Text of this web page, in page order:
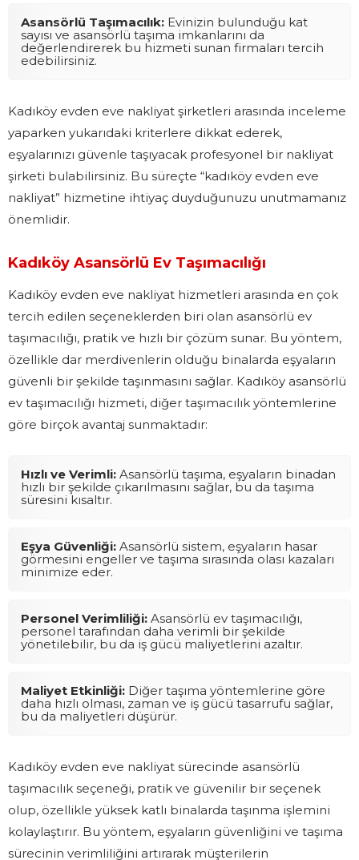
Asansörlü Taşımacılık: Evinizin bulunduğu kat
sayısı ve asansörlü taşıma imkanlarını da
değerlendirerek bu hizmeti sunan firmaları tercih
edebilirsiniz.
Kadıköy evden eve nakliyat şirketleri arasında inceleme
yaparken yukarıdaki kriterlere dikkat ederek,
eşyalarınızı güvenle taşıyacak profesyonel bir nakliyat
şirketi bulabilirsiniz. Bu süreçte “kadıköy evden eve
nakliyat” hizmetine ihtiyaç duyduğunuzu unutmamanız
önemlidir.
Kadıköy Asansörlü Ev Taşımacılığı
Kadıköy evden eve nakliyat hizmetleri arasında en çok
tercih edilen seçeneklerden biri olan asansörlü ev
taşımacılığı, pratik ve hızlı bir çözüm sunar. Bu yöntem,
özellikle dar merdivenlerin olduğu binalarda eşyaların
güvenli bir şekilde taşınmasını sağlar. Kadıköy asansörlü
ev taşımacılığı hizmeti, diğer taşımacılık yöntemlerine
göre birçok avantaj sunmaktadır:
Hızlı ve Verimli: Asansörlü taşıma, eşyaların binadan
hızlı bir şekilde çıkarılmasını sağlar, bu da taşıma
süresini kısaltır.
Eşya Güvenliği: Asansörlü sistem, eşyaların hasar
görmesini engeller ve taşıma sırasında olası kazaları
minimize eder.
Personel Verimliliği: Asansörlü ev taşımacılığı,
personel tarafından daha verimli bir şekilde
yönetilebilir, bu da iş gücü maliyetlerini azaltır.
Maliyet Etkinliği: Diğer taşıma yöntemlerine göre
daha hızlı olması, zaman ve iş gücü tasarrufu sağlar,
bu da maliyetleri düşürür.
Kadıköy evden eve nakliyat sürecinde asansörlü
taşımacılık seçeneği, pratik ve güvenilir bir seçenek
olup, özellikle yüksek katlı binalarda taşınma işlemini
kolaylaştırır. Bu yöntem, eşyaların güvenliğini ve taşıma
sürecinin verimliliğini artırarak müşterilerin